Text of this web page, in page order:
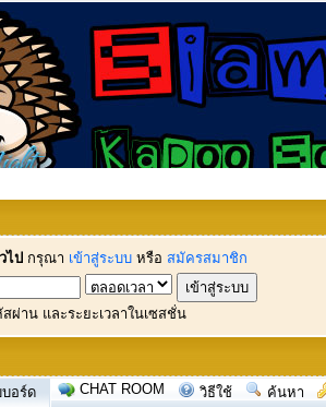
ไป กรุณา เข้าสู่ระบบ หรือ สมัครสมาชิก
ผ่าน และระยะเวลาในเซสชั่น
บอร์ด CHAT ROOM วิธีใช้ ค้นหา